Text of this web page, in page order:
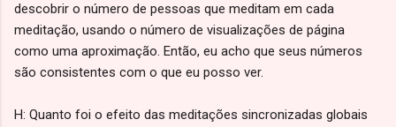
descobrir o número de pessoas que meditam em cada
meditação, usando o número de visualizações de página
como uma aproximação. Então, eu acho que seus números
são consistentes com o que eu posso ver.
H: Quanto foi o efeito das meditações sincronizadas globais